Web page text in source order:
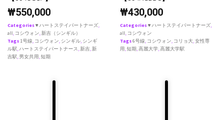
₩550,000
Categories♥ ハートステイパートナーズ,
all, コシウォン,新吉（シンギル）
Tags1号線, コシウォン, シンギル, シンギ
ル駅,ハートステイパートナース,新吉,新
吉駅, 男女共用,短期
₩430,000
Categories♥ ハートステイパートナーズ,
all, コシウォン
Tags6号線, コシウォン, コリョ大,女性専
用,短期,高麗大学,高麗大学駅